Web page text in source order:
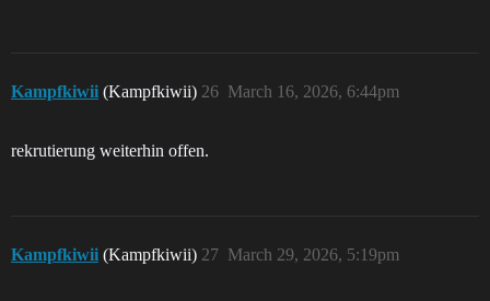
Kampfkiwii (Kampfkiwii) March 16, 2026, 6:44pm
26
rekrutierung weiterhin offen.
Kampfkiwii (Kampfkiwii) March 29, 2026, 5:19pm
27